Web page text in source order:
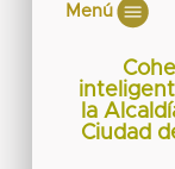
Menú
la
Ciudad